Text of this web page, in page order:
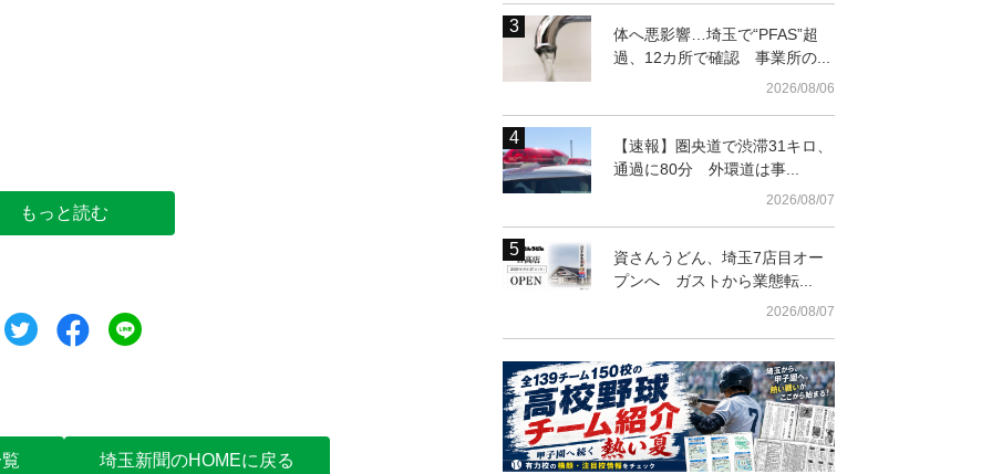
もっと読む
ツイートシェア
埼玉新聞のHOMEに戻る
体へ悪影響…埼玉で“PFAS”超
過、12カ所で確認 事業所の...
2026/08/06
【速報】圏央道で渋滞31キロ、
通過に80分 外環道は事...
2026/08/07
資さんうどん、埼玉7店目オー
プンへ ガストから業態転...
2026/08/07